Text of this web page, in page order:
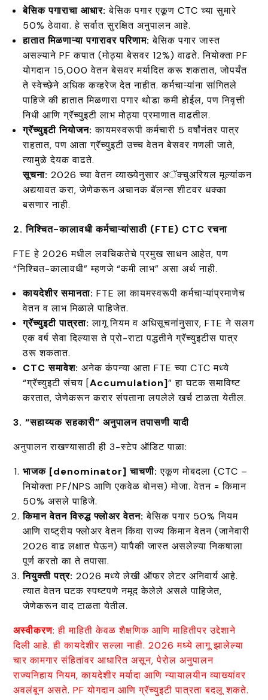
बेसिक पगाराचा आधार: बेसिक पगार एकूण CTC च्या सुमारे
50% ठेवावा. हे सर्वात सुरक्षित अनुपालन आहे.
हातात मिळणाऱ्या पगारावर परिणाम: बेसिक पगार जास्त
असल्याने PF कपात (मोठ्या बेसवर 12%) वाढते. नियोक्ता PF
योगदान ₹15,000 वेतन बेसवर मर्यादित करू शकतात, जोपर्यंत
ते स्वेच्छेने अधिक कव्हरेज देत नाहीत. कर्मचाऱ्यांना सांगितले
पाहिजे की हातात मिळणारा पगार थोडा कमी होईल, पण निवृत्ती
निधी आणि ग्रॅच्युइटी लाभ मोठ्या प्रमाणात वाढतील.
ग्रॅच्युइटी नियोजन: कायमस्वरूपी कर्मचारी 5 वर्षांनंतर पात्र
राहतात, पण आता ग्रॅच्युइटी उच्च वेतन बेसवर गणली जाते,
त्यामुळे देयक वाढते.
सूचना: 2026 च्या वेतन व्याख्येनुसार अॅक्चुअरियल मूल्यांकन
अद्ययावत करा, जेणेकरून अचानक बॅलन्स शीटवर धक्का
बसणार नाही.
2. निश्चित-कालावधी कर्मचाऱ्यांसाठी (FTE) CTC रचना
FTE हे 2026 मधील लवचिकतेचे प्रमुख साधन आहेत, पण
“निश्चित-कालावधी” म्हणजे “कमी लाभ” असा अर्थ नाही.
कायदेशीर समानता: FTE ला कायमस्वरूपी कर्मचाऱ्यांप्रमाणेच
वेतन व लाभ मिळाले पाहिजेत.
ग्रॅच्युइटी पात्रता: लागू नियम व अधिसूचनांनुसार, FTE ने सलग
एक वर्ष सेवा दिल्यास ते प्रो-राटा पद्धतीने ग्रॅच्युइटीस पात्र
ठरू शकतात.
CTC समावेश: अनेक कंपन्या आता FTE च्या CTC मध्ये
“ग्रॅच्युइटी संचय [Accumulation]” हा घटक समाविष्ट
करतात, जेणेकरून करार संपताना लपलेले खर्च टाळता येतील.
3. “सहाय्यक सहकारी” अनुपालन तपासणी यादी
अनुपालन राखण्यासाठी ही 3-स्टेप ऑडिट पाळा:
भाजक [denominator] चाचणी: एकूण मोबदला (CTC –
नियोक्ता PF/NPS आणि एकवेळ बोनस) मोजा. वेतन = किमान
50% असले पाहिजे.
किमान वेतन विरुद्ध फ्लोअर वेतन: बेसिक पगार 50% नियम
आणि राष्ट्रीय फ्लोअर वेतन किंवा राज्य किमान वेतन (जानेवारी
2026 वाढ लक्षात घेऊन) यापैकी जास्त असलेल्या निकषाला
पूर्ण करतो का ते तपासा.
नियुक्ती पत्र: 2026 मध्ये लेखी ऑफर लेटर अनिवार्य आहे.
त्यात वेतन घटक स्पष्टपणे नमूद केलेले असले पाहिजेत,
जेणेकरून वाद टाळता येतील.
अस्वीकरण: ही माहिती केवळ शैक्षणिक आणि माहितीपर उद्देशाने
दिली आहे. ही कायदेशीर सल्ला नाही. 2026 मध्ये लागू झालेल्या
चार कामगार संहितांवर आधारित असून, पेरोल अनुपालन
राज्यनिहाय नियम, कायदेशीर मर्यादा आणि न्यायालयीन व्याख्यांवर
अवलंबून असते. PF योगदान आणि ग्रॅच्युइटी पात्रता बदलू शकते.